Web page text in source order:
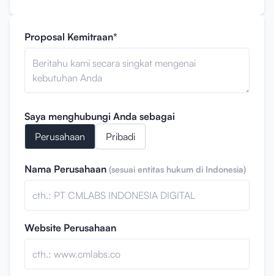
Proposal Kemitraan*
Saya menghubungi Anda sebagai
Perusahaan
Pribadi
Nama Perusahaan (sesuai entitas hukum di Indonesia)
Website Perusahaan